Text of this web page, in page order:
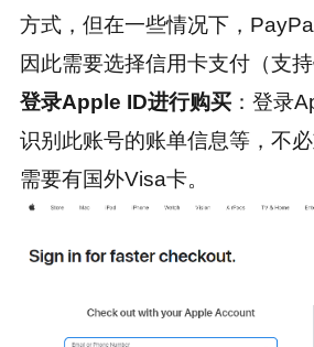
方式，但在一些情况下，
因此需要选择信用卡支付（支持
登录Apple ID进行购买：登录
识别此账号的账单信息等，不
需要有国外Visa卡。